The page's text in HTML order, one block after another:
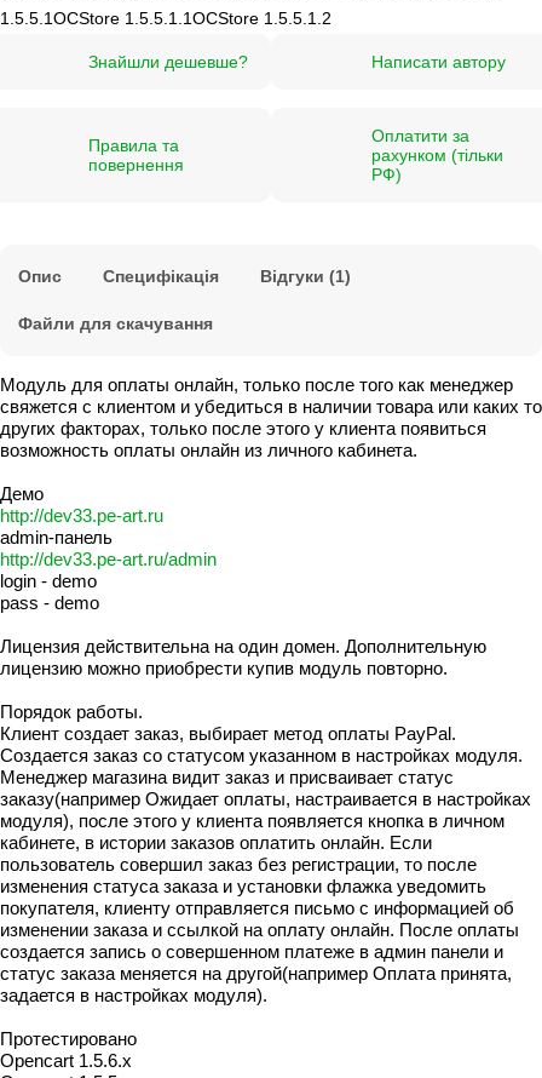
1.5.5.1OCStore 1.5.5.1.1OCStore 1.5.5.1.2
Знайшли дешевше? Написати автору
Правила та
повернення
Оплатити за
рахунком (тільки
РФ)
Опис Специфікація Відгуки (1)
Файли для скачування
Модуль для оплаты онлайн, только после того как менеджер
свяжется с клиентом и убедиться в наличии товара или каких то
других факторах, только после этого у клиента появиться
возможность оплаты онлайн из личного кабинета.
Демо
http://dev33.pe-art.ru
admin-панель
http://dev33.pe-art.ru/admin
login - demo
pass - demo
Лицензия действительна на один домен. Дополнительную
лицензию можно приобрести купив модуль повторно.
Порядок работы.
Клиент создает заказ, выбирает метод оплаты PayPal.
Создается заказ со статусом указанном в настройках модуля.
Менеджер магазина видит заказ и присваивает статус
заказу(например Ожидает оплаты, настраивается в настройках
модуля), после этого у клиента появляется кнопка в личном
кабинете, в истории заказов оплатить онлайн. Если
пользователь совершил заказ без регистрации, то после
изменения статуса заказа и установки флажка уведомить
покупателя, клиенту отправляется письмо с информацией об
изменении заказа и ссылкой на оплату онлайн. После оплаты
создается запись о совершенном платеже в админ панели и
статус заказа меняется на другой(например Оплата принята,
задается в настройках модуля).
Протестировано
Opencart 1.5.6.x